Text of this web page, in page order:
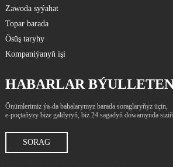
Zawoda syýahat
Topar barada
Ösüş taryhy
Kompaniýanyň işi
HABARLAR
Önümlerimiz ýa-da bahalarymyz barada soraglaryňyz üçin,
e-poçtaňyzy bize galdyryň, biz 24 sagadyň dowamynda
SORAG